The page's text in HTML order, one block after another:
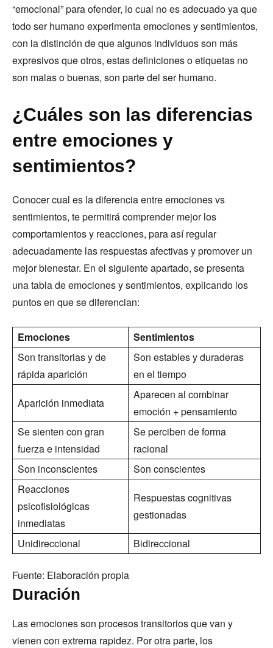
“emocional” para ofender, lo cual no es adecuado ya que
todo ser humano experimenta emociones y sentimientos,
con la distinción de que algunos individuos son más
expresivos que otros, estas definiciones o etiquetas no
son malas o buenas, son parte del ser humano.
¿Cuáles son las diferencias
entre emociones y
sentimientos?
Conocer cual es la diferencia entre emociones vs
sentimientos, te permitirá comprender mejor los
comportamientos y reacciones, para así regular
adecuadamente las respuestas afectivas y promover un
mejor bienestar. En el siguiente apartado, se presenta
una tabla de emociones y sentimientos, explicando los
puntos en que se diferencian:
Emociones
Sentimientos
Son transitorias y de
rápida aparición
Son estables y duraderas
en el tiempo
Aparición inmediata
Aparecen al combinar
emoción + pensamiento
Se sienten con gran
fuerza e intensidad
Se perciben de forma
racional
Son inconscientes
Son conscientes
Reacciones
psicofisiológicas
inmediatas
Respuestas cognitivas
gestionadas
Unidireccional Bidireccional
Fuente: Elaboración propia
Duración
Las emociones son procesos transitorios que van y
vienen con extrema rapidez. Por otra parte, los